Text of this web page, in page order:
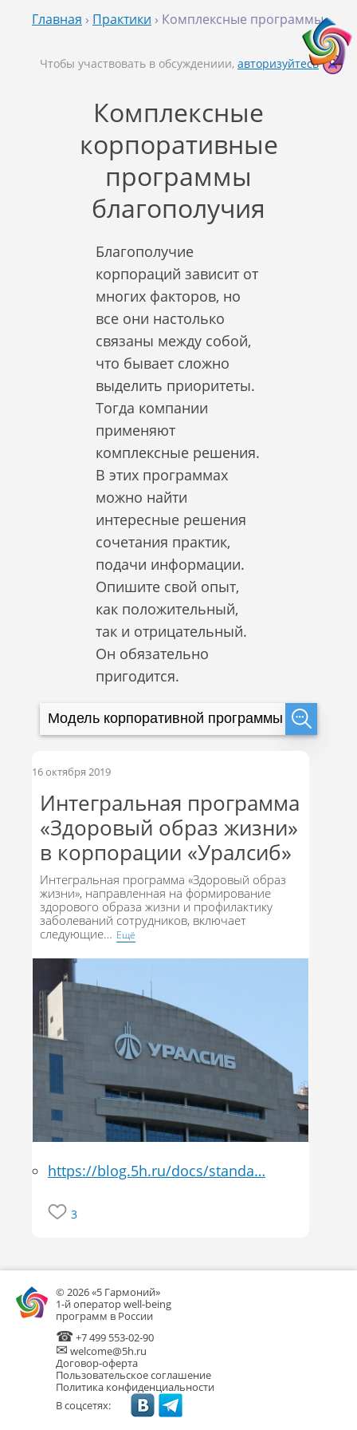
Главная › Практики › Комплексные программы
Комплексные
корпоративные
программы
благополучия
Благополучие
корпораций зависит от
многих факторов, но
все они настолько
связаны между собой,
что бывает сложно
выделить приоритеты.
Тогда компании
применяют
комплексные решения.
В этих программах
можно найти
интересные решения
сочетания практик,
подачи информации.
Опишите свой опыт,
как положительный,
так и отрицательный.
Он обязательно
пригодится.
Чтобы участвовать в обсуждениии, авторизуйтесь
16 октября 2019
Интегральная программа
«Здоровый образ жизни»
в корпорации «Уралсиб»
Интегральная программа «Здоровый образ
жизни», направленная на формирование
здорового образа жизни и профилактику
заболеваний сотрудников, включает
следующие… Eщё
https://blog.5h.ru/docs/standa…
3
© 2026 «5 Гармоний»
1-й оператор well-being
программ в России
☎ +7 499 553-02-90
✉ welcome@5h.ru
Договор-оферта
Пользовательское соглашение
Политика конфиденциальности
В соцсетях: